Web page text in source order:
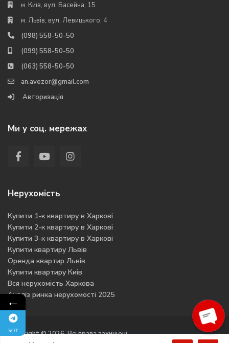
м. Київ, вул. Басейна, 15
м. Львів, вул. Левицького, 4
(098) 558-50-50
(099) 558-50-50
(063) 558-50-50
an.avezor@gmail.com
Авторизація
Ми у соц. мережах
Нерухомість
Купити 1-к квартиру в Харкові
Купити 2-к квартиру в Харкові
Купити 3-к квартиру в Харкові
Купити квартиру Львів
Оренда квартир Львів
Купити квартиру Киів
Вся нерухомість Харкова
Аналіз ринка нерухомості 2025
Copyright © 2026. Всі права захищені
←
БОТ